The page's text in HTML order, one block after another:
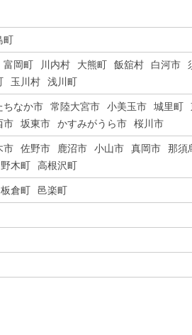
町
富岡町 川内村 大熊町 飯舘村 白河市
玉川村 浅川町
ちなか市 常陸大宮市 小美玉市 城里町
市 坂東市 かすみがうら市 桜川市
市 佐野市 鹿沼市 小山市 真岡市 那須
野木町 高根沢町
板倉町 邑楽町